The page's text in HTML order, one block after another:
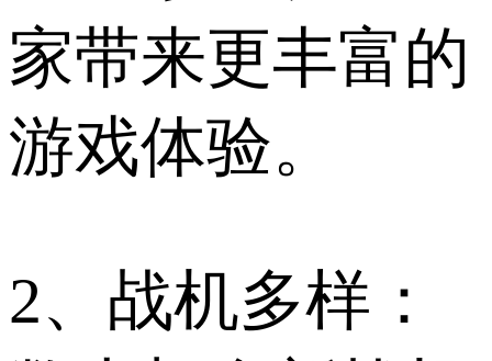
家带来更丰富的
游戏体验。
2、战机多样：